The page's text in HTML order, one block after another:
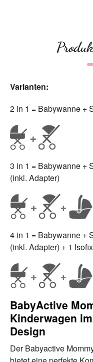
Varianten:
2 in 1 = Babywanne +
3 in 1 = Babywanne +
(inkl. Adapter)
4 in 1 = Babywanne +
(inkl. Adapter) + 1
BabyActive
Kinderwagen
Design
Der Babyactive